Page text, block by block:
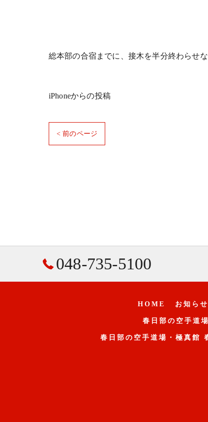
総本部の合宿までに、接木を半分終わらせ
iPhoneからの投稿
< 前のページ
048-735-5100
HOME お知らせ
春日部の空手道
春日部の空手道場・極真館